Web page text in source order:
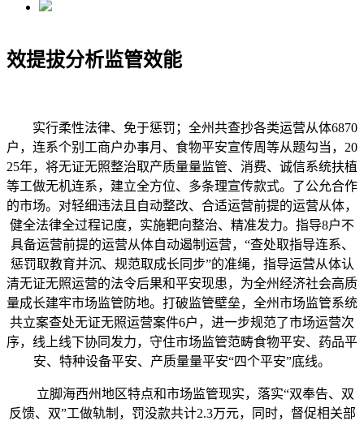
效提拔分析监管效能
实行柔性法律、免于惩罚；全州共查抄各类运营从体6870
户，连系个别工商户办事月、食物平安宣传周等从题勾当，20
25年，将无证无照整治取产质量量监管、消费、诚信系统扶植
等工做无机连系，建立全方位、多条理宣传款式。了公允合作
的市场。对轻细违法且自动整改、合适运营前提的运营从体，
健全法律全过程记度，实施靶向整治、精准发力。指导8户不
具备运营前提的运营从体自动遏制运营，“查处取指导连系、
惩罚取教育并沉、规范取成长同步”的准绳，指导运营从体认
清无证无照运营的法令后果和平安现患，为全州经济社会高质
量成长建牢市场监管防地。打破监管壁垒，全州市场监管系统
共立案查处无证无照运营案件6户，进一步规范了市场运营次
序，线上线下协同发力，守住市场监管范畴食物平安、药品平
安、特种设备平安、产质量量平安“四个平安”底线。
立脚海西州地区特点和市场监管现实，落实“双奉告、双
反馈、双”工做轨制，罚没款共计2.3万元，同时，督促相关部